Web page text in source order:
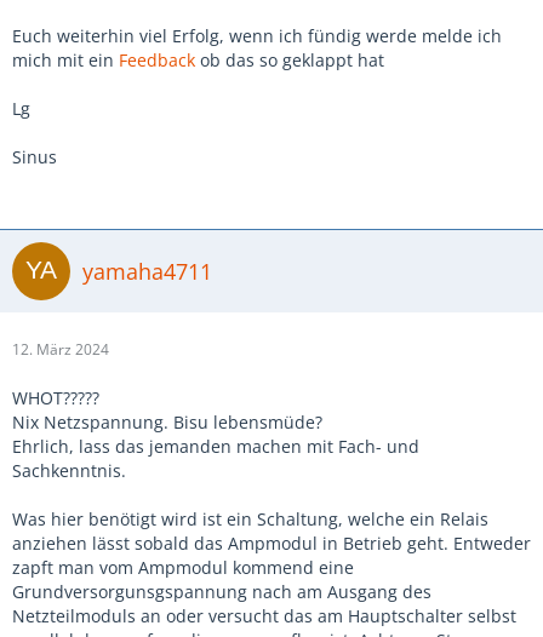
Euch weiterhin viel Erfolg, wenn ich fündig werde melde ich
mich mit ein Feedback ob das so geklappt hat
Lg
Sinus
yamaha4711
12. März 2024
WHOT?????
Nix Netzspannung. Bisu lebensmüde?
Ehrlich, lass das jemanden machen mit Fach- und
Sachkenntnis.
Was hier benötigt wird ist ein Schaltung, welche ein Relais
anziehen lässt sobald das Ampmodul in Betrieb geht. Entweder
zapft man vom Ampmodul kommend eine
Grundversorgunsgspannung nach am Ausgang des
Netzteilmoduls an oder versucht das am Hauptschalter selbst